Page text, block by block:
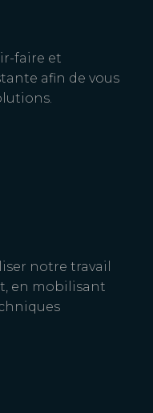
faire et
afin de vous
notre travail
en mobilisant